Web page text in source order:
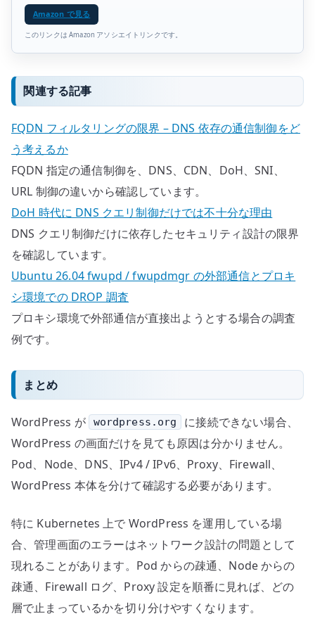
Amazon で見る
このリンクは Amazon アソシエイトリンクです。
関連する記事
FQDN フィルタリングの限界 – DNS 依存の通信制御をど
う考えるか
FQDN 指定の通信制御を、DNS、CDN、DoH、SNI、
URL 制御の違いから確認しています。
DoH 時代に DNS クエリ制御だけでは不十分な理由
DNS クエリ制御だけに依存したセキュリティ設計の限界
を確認しています。
Ubuntu 26.04 fwupd / fwupdmgr の外部通信とプロキ
シ環境での DROP 調査
プロキシ環境で外部通信が直接出ようとする場合の調査
例です。
まとめ
WordPress が wordpress.org
に接続できない場合、
WordPress の画面だけを見ても原因は分かりません。
Pod、Node、DNS、IPv4 / IPv6、Proxy、Firewall、
WordPress 本体を分けて確認する必要があります。
特に Kubernetes 上で WordPress を運用している場
合、管理画面のエラーはネットワーク設計の問題として
現れることがあります。Pod からの疎通、Node からの
疎通、Firewall ログ、Proxy 設定を順番に見れば、どの
層で止まっているかを切り分けやすくなります。